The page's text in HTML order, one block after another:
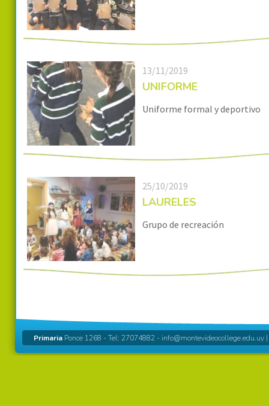
13/11/2019
UNIFORME
Uniforme formal y deportivo
25/10/2019
LAURELES
Grupo de recreación
Primaria Ponce 1268 - Tel: 27074882 - info@montevideocollege.edu.uy |